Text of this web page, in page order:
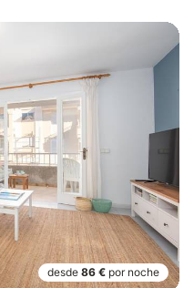
desde 86 € por noche